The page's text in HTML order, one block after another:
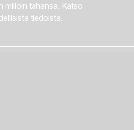
milloin tahansa. Katso
tiedoista.